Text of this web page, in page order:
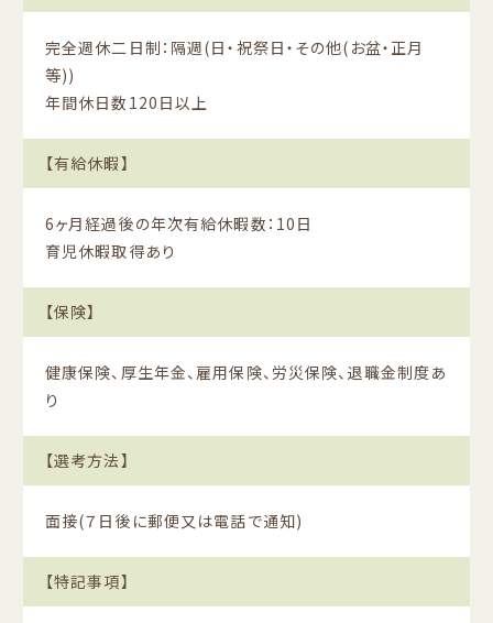
完全週休二日制：隔週(日・祝祭日・その他(お盆・正月
等))
年間休日数120日以上
【有給休暇】
6ヶ月経過後の年次有給休暇数：10日
育児休暇取得あり
【保険】
健康保険、厚生年金、雇用保険、労災保険、退職金制度あ
り
【選考方法】
面接(７日後に郵便又は電話で通知)
【特記事項】